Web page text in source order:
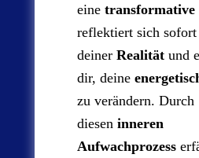
eine
reflektiert sich
deiner Realität und
dir, deine
zu verändern. Durch
diesen inneren
Aufwachprozess